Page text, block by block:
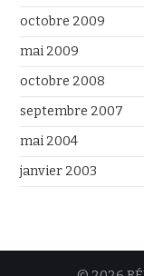
octobre 2009
mai 2009
octobre 2008
septembre 2007
mai 2004
janvier 2003